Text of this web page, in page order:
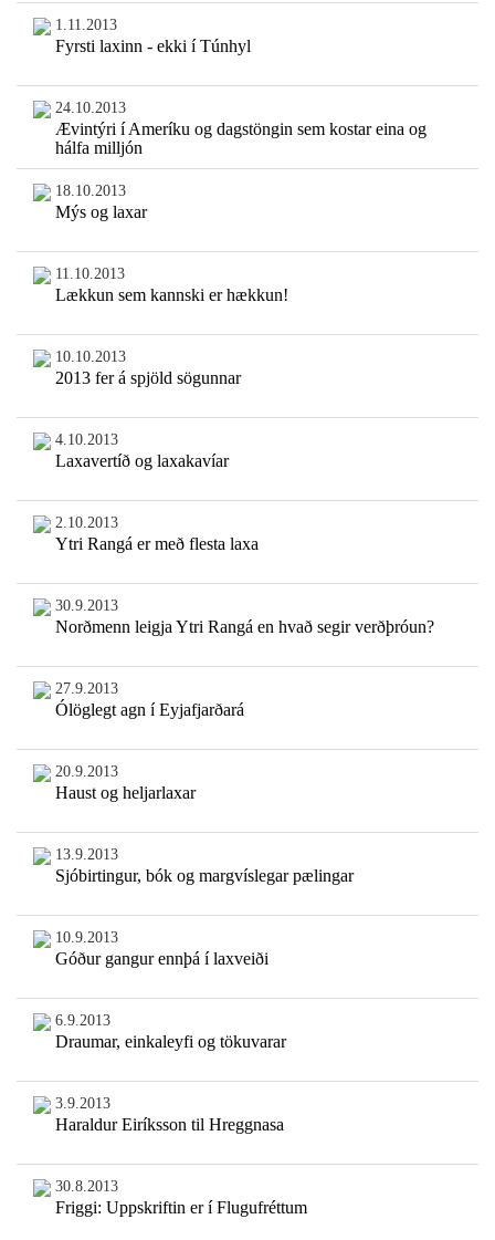
1.11.2013
Fyrsti laxinn - ekki í Túnhyl
24.10.2013
Ævintýri í Ameríku og dagstöngin sem kostar eina og
hálfa milljón
18.10.2013
Mýs og laxar
11.10.2013
Lækkun sem kannski er hækkun!
10.10.2013
2013 fer á spjöld sögunnar
4.10.2013
Laxavertíð og laxakavíar
2.10.2013
Ytri Rangá er með flesta laxa
30.9.2013
Norðmenn leigja Ytri Rangá en hvað segir verðþróun?
27.9.2013
Ólöglegt agn í Eyjafjarðará
20.9.2013
Haust og heljarlaxar
13.9.2013
Sjóbirtingur, bók og margvíslegar pælingar
10.9.2013
Góður gangur ennþá í laxveiði
6.9.2013
Draumar, einkaleyfi og tökuvarar
3.9.2013
Haraldur Eiríksson til Hreggnasa
30.8.2013
Friggi: Uppskriftin er í Flugufréttum